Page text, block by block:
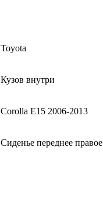
Toyota
Кузов внутри
Corolla E15 2006-2013
Сиденье переднее правое